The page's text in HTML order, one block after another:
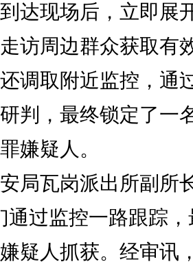
现场后，立即展
访周边群众获取有
调取附近监控，通
判，最终锁定了一
嫌疑人。
瓦岗派出所副所
通过监控一路跟踪
疑人抓获。经审讯